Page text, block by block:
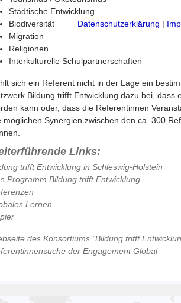
Städtische Entwicklung
Biodiversität
Migration
Religionen
Interkulturelle Schulpartnerschaften
sich ein Referent nicht in der Lage ein
Bildung trifft Entwicklung dazu bei, dass
kann oder, dass die Referentinnen
möglichen Synergien zwischen den ca. 300
Links:
trifft Entwicklung in Schleswig-Holstein
Programm Bildung trifft Entwicklung
Lernen
des Konsortiums "Bildung trifft
der Engagement Global
Datenschutzerklärung |